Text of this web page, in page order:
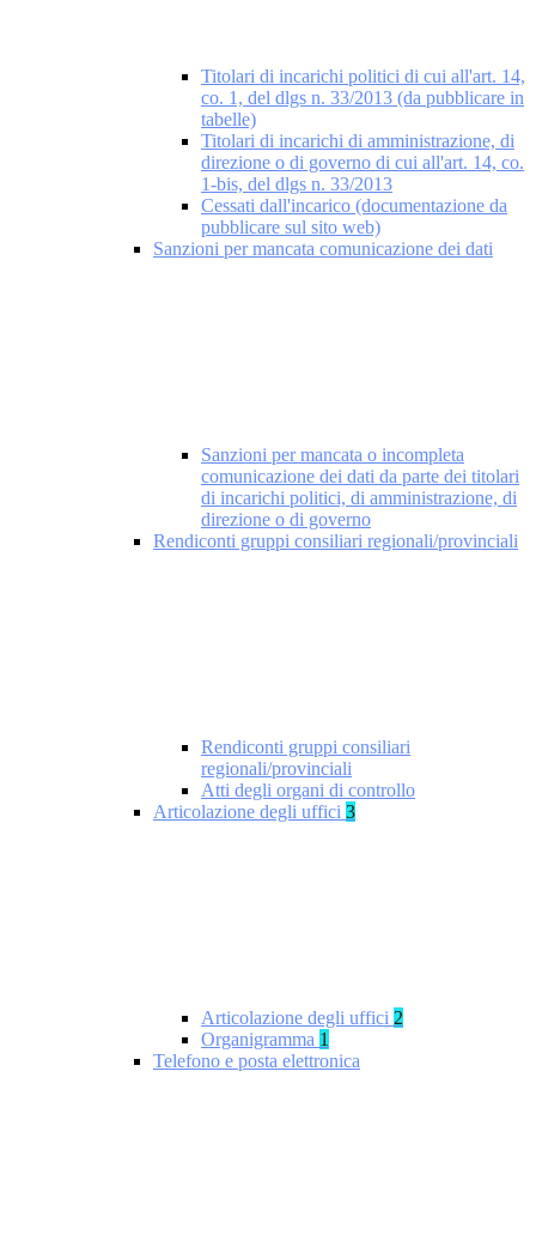
Titolari di incarichi politici di cui all'art. 14,
co. 1, del dlgs n. 33/2013 (da pubblicare in
tabelle)
Titolari di incarichi di amministrazione, di
direzione o di governo di cui all'art. 14, co.
1-bis, del dlgs n. 33/2013
Cessati dall'incarico (documentazione da
pubblicare sul sito web)
Sanzioni per mancata comunicazione dei dati
Sanzioni per mancata o incompleta
comunicazione dei dati da parte dei titolari
di incarichi politici, di amministrazione, di
direzione o di governo
Rendiconti gruppi consiliari regionali/provinciali
Rendiconti gruppi consiliari
regionali/provinciali
Atti degli organi di controllo
Articolazione degli uffici 3
Articolazione degli uffici 2
Organigramma 1
Telefono e posta elettronica